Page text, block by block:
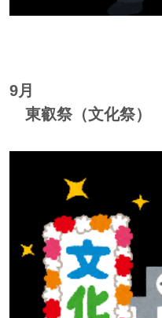
9月
東叡祭（文化祭）